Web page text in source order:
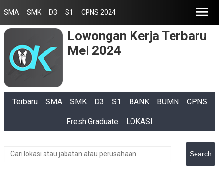
SMA SMK D3 S1 CPNS 2024
Lowongan Kerja Terbaru
Mei 2024
Terbaru SMA SMK D3 S1 BANK BUMN CPNS
Fresh Graduate LOKASI